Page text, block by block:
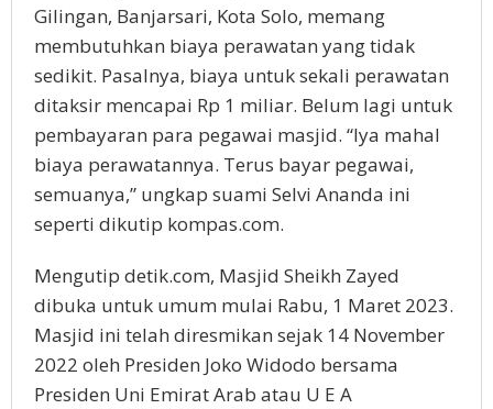
Gilingan, Banjarsari, Kota Solo, memang
membutuhkan biaya perawatan yang tidak
sedikit. Pasalnya, biaya untuk sekali perawatan
ditaksir mencapai Rp 1 miliar. Belum lagi untuk
pembayaran para pegawai masjid. “Iya mahal
biaya perawatannya. Terus bayar pegawai,
semuanya,” ungkap suami Selvi Ananda ini
seperti dikutip kompas.com.
Mengutip detik.com, Masjid Sheikh Zayed
dibuka untuk umum mulai Rabu, 1 Maret 2023.
Masjid ini telah diresmikan sejak 14 November
2022 oleh Presiden Joko Widodo bersama
Presiden Uni Emirat Arab atau U E A